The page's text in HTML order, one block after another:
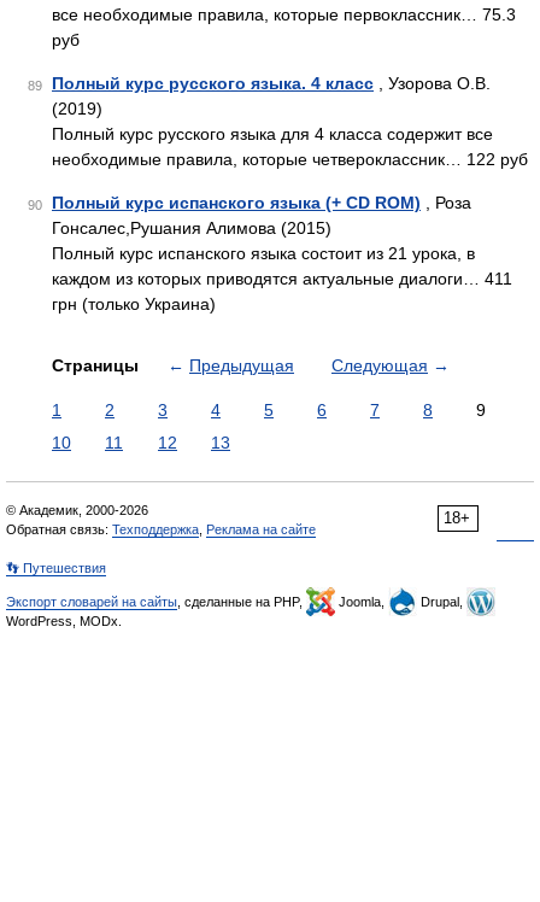
все необходимые правила, которые первоклассник… 75.3
руб
89 Полный курс русского языка. 4 класс , Узорова О.В.
(2019)
Полный курс русского языка для 4 класса содержит все
необходимые правила, которые четвероклассник… 122 руб
90 Полный курс испанского языка (+ CD ROM) , Роза
Гонсалес,Рушания Алимова (2015)
Полный курс испанского языка состоит из 21 урока, в
каждом из которых приводятся актуальные диалоги… 411
грн (только Украина)
Страницы ← Предыдущая Следующая →
1 2 3 4 5 6 7 8
9
10
11 12 13
18+
© Академик, 2000-2026
Обратная связь: Техподдержка Реклама на сайте
👣 Путешествия
Экспорт словарей на сайты , сделанные на PHP, Joomla,
Drupal,
WordPress, MODx.